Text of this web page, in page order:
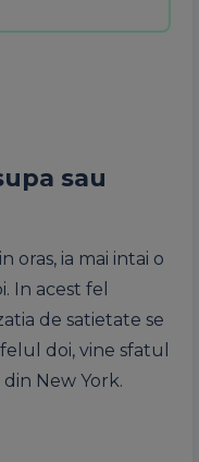
sau
oras, ia mai intai o
In acest fel
de satietate se
doi, vine sfatul
New York.